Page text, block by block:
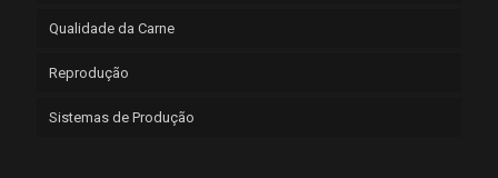
Qualidade da Carne
Reprodução
Sistemas de Produção